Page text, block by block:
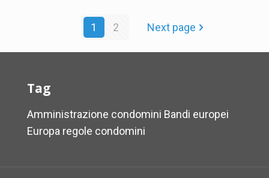
1 2 Next page
Tag
Amministrazione condomini Bandi europei
Europa regole condomini